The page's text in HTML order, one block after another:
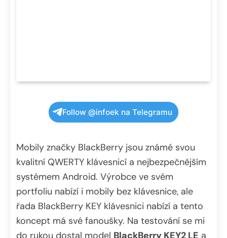
Follow @infoek na Telegramu
Mobily značky BlackBerry jsou známé svou
kvalitní QWERTY klávesnicí a nejbezpečnějším
systémem Android. Výrobce ve svém
portfoliu nabízí i mobily bez klávesnice, ale
řada BlackBerry KEY klávesnici nabízí a tento
koncept má své fanoušky. Na testování se mi
do rukou dostal model BlackBerry KEY2 LE a